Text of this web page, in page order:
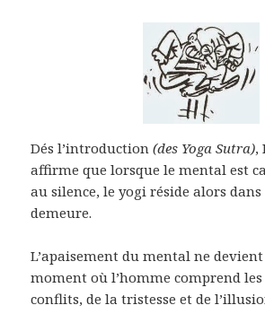
Dés l’introduction(des Yoga Sutra),
affirme que lorsque le mental est
au silence, le yogi réside alors
demeure.
L’apaisement du mental ne devient
moment où l’homme comprend les
conflits, de la tristesse et de